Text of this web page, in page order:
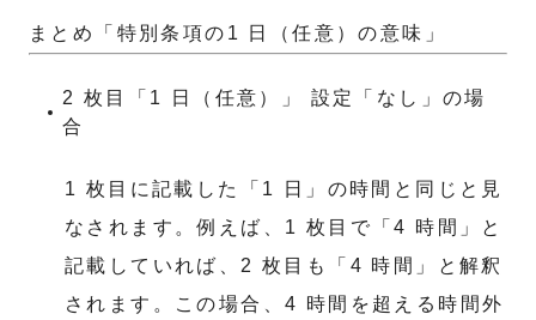
まとめ「特別条項の1 日（任意）の意味」
2 枚目「1 日（任意）」 設定「なし」の場
合
1 枚目に記載した「1 日」の時間と同じと見
なされます。例えば、1 枚目で「4 時間」と
記載していれば、2 枚目も「4 時間」と解釈
されます。この場合、4 時間を超える時間外